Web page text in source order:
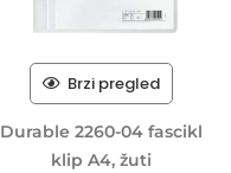
Brzi pregled
Durable 2260-04 fascikl
klip A4, žuti